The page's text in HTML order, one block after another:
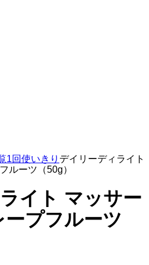
1回使いきり デイリーディライト
ルーツ（50g）
イト マッサー
プフルーツ